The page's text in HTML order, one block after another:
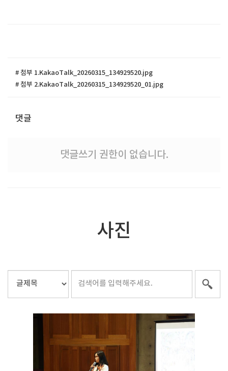
# 첨부 1.KakaoTalk_20260315_134929520.jpg
# 첨부 2.KakaoTalk_20260315_134929520_01.jpg
댓글
댓글쓰기 권한이 없습니다.
사진